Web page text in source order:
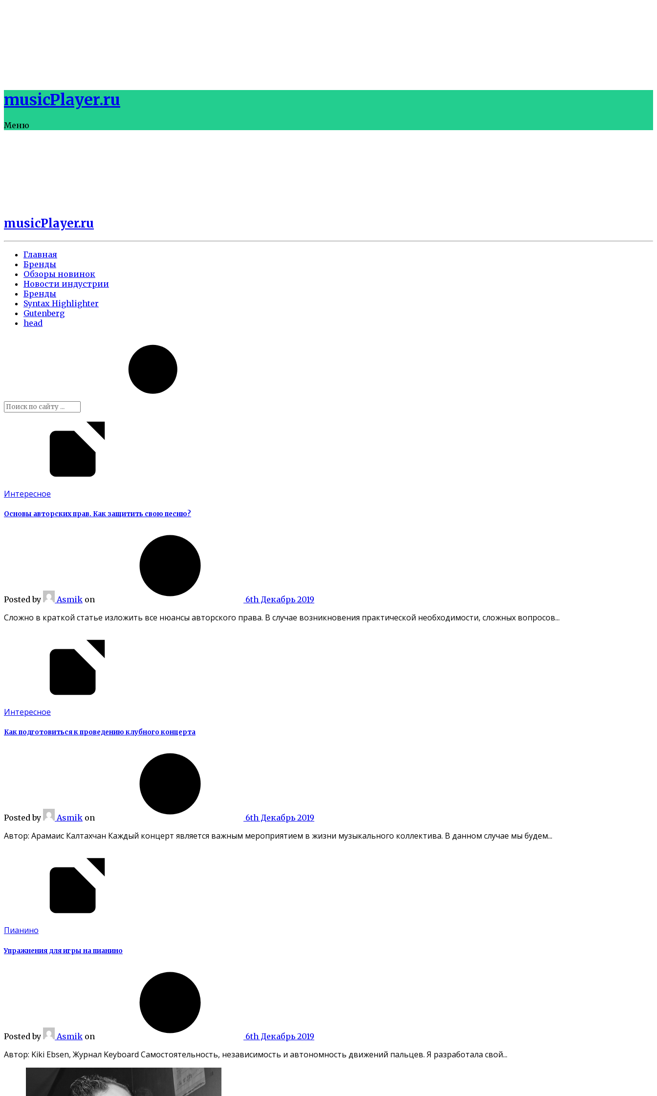
musicPlayer.ru
Меню
musicPlayer.ru
Главная
Бренды
Обзоры новинок
Новости индустрии
Бренды
Syntax Highlighter
Gutenberg
head
Интересное
Основы авторских прав. Как защитить свою песню?
Postedby Asmik on 6th Декабрь 2019
Сложно в краткой статье изложить все нюансы авторского права. В случае возникновения практической необходимости, сложных вопросов...
Интересное
Как подготовиться к проведению клубного концерта
Postedby Asmik on 6th Декабрь 2019
Автор: Арамаис Калтахчан Каждый концерт является важным мероприятием в жизни музыкального коллектива. В данном случае мы будем...
Пианино
Упражнения для игры на пианино
Postedby Asmik on 6th Декабрь 2019
Автор: Kiki Ebsen, Журнал Keyboard Самостоятельность, независимость и автономность движений пальцев. Я разработала свой...